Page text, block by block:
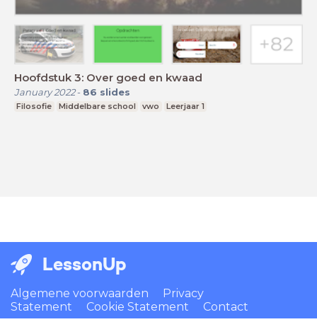
Hoofdstuk 3: Over goed en kwaad
January 2022- 86 slides
Filosofie Middelbare school vwo Leerjaar 1
LessonUp
Algemene voorwaarden
Privacy
Statement
Cookie Statement Contact